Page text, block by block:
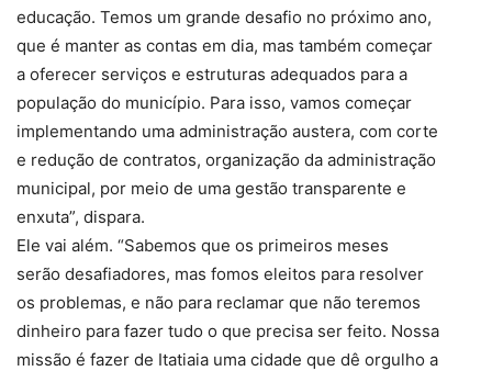
educação. Temos um grande desafio no próximo ano,
que é manter as contas em dia, mas também começar
a oferecer serviços e estruturas adequados para a
população do município. Para isso, vamos começar
implementando uma administração austera, com corte
e redução de contratos, organização da administração
municipal, por meio de uma gestão transparente e
enxuta”, dispara.
Ele vai além. “Sabemos que os primeiros meses
serão desafiadores, mas fomos eleitos para resolver
os problemas, e não para reclamar que não teremos
dinheiro para fazer tudo o que precisa ser feito. Nossa
missão é fazer de Itatiaia uma cidade que dê orgulho a